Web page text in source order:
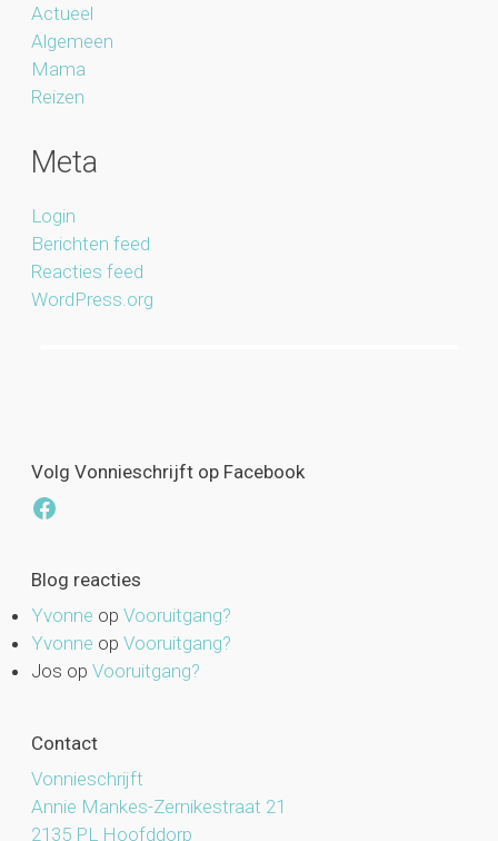
Actueel
Algemeen
Mama
Reizen
Meta
Login
Berichten feed
Reacties feed
WordPress.org
Volg Vonnieschrijft op Facebook
Facebook
Blog reacties
Yvonne op Vooruitgang?
Yvonne op Vooruitgang?
Jos op Vooruitgang?
Contact
Vonnieschrijft
Annie Mankes-Zernikestraat 21
2135 PL Hoofddorp